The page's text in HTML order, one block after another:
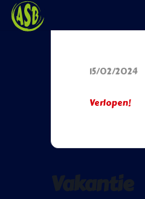
15/02/2024
Verlopen!